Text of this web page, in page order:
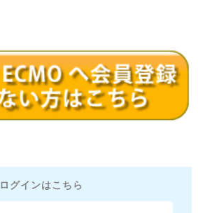
ログインはこちら